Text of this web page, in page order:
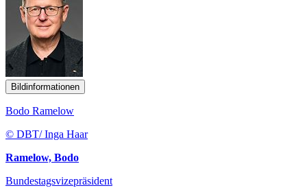
Bildinformationen
Bodo Ramelow
© DBT/ Inga Haar
Ramelow, Bodo
Bundestagsvizepräsident